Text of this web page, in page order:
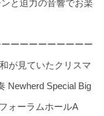
と迫力の音響でお楽
ーーーーーーーーー
が見ていたクリスマ
Newherd Special Big
ォーラムホールA